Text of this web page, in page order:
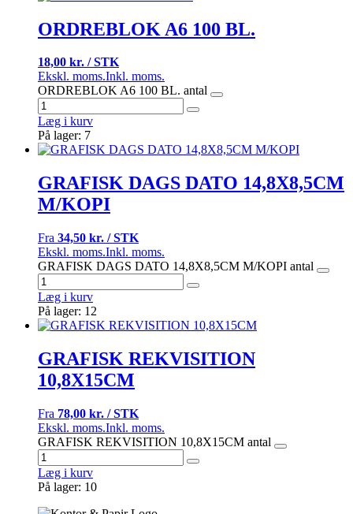
ORDREBLOK A6 100 BL.
18,00 kr. / STK
Ekskl. moms.Inkl. moms.
ORDREBLOK A6 100 BL. antal
Læg i kurv
På lager: 7
GRAFISK DAGS DATO 14,8X8,5CM
M/KOPI
Fra 34,50 kr. / STK
Ekskl. moms.Inkl. moms.
GRAFISK DAGS DATO 14,8X8,5CM M/KOPI antal
Læg i kurv
På lager: 12
GRAFISK REKVISITION
10,8X15CM
Fra 78,00 kr. / STK
Ekskl. moms.Inkl. moms.
GRAFISK REKVISITION 10,8X15CM antal
Læg i kurv
På lager: 10